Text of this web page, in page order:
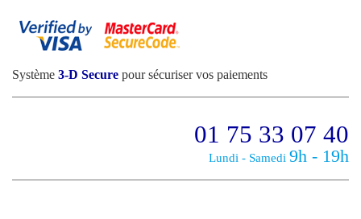
Système 3-D Secure pour sécuriser vos paiements
01 75 33 07 40
Lundi - Samedi 9h - 19h